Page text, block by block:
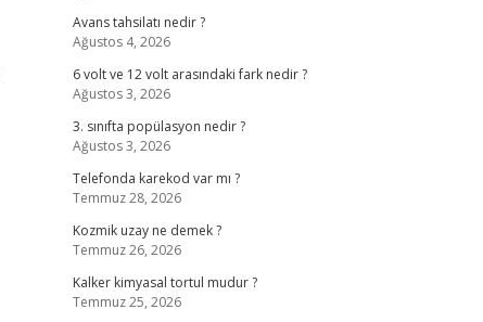
Avans tahsilatı nedir ?
Ağustos 4, 2026
6 volt ve 12 volt arasındaki fark nedir ?
Ağustos 3, 2026
3. sınıfta popülasyon nedir ?
Ağustos 3, 2026
Telefonda karekod var mı ?
Temmuz 28, 2026
Kozmik uzay ne demek ?
Temmuz 26, 2026
Kalker kimyasal tortul mudur ?
Temmuz 25, 2026